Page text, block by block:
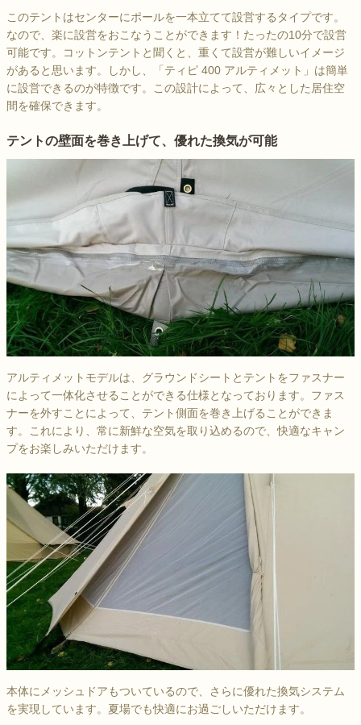
このテントはセンターにポールを一本立てて設営するタイプです。
なので、楽に設営をおこなうことができます！たったの10分で設営
可能です。コットンテントと聞くと、重くて設営が難しいイメージ
があると思います。しかし、「ティピ 400 アルティメット」は簡単
に設営できるのが特徴です。この設計によって、広々とした居住空
間を確保できます。
テントの壁面を巻き上げて、優れた換気が可能
アルティメットモデルは、グラウンドシートとテントをファスナー
によって一体化させることができる仕様となっております。ファス
ナーを外すことによって、テント側面を巻き上げることができま
す。これにより、常に新鮮な空気を取り込めるので、快適なキャン
プをお楽しみいただけます。
本体にメッシュドアもついているので、さらに優れた換気システム
を実現しています。夏場でも快適にお過ごしいただけます。